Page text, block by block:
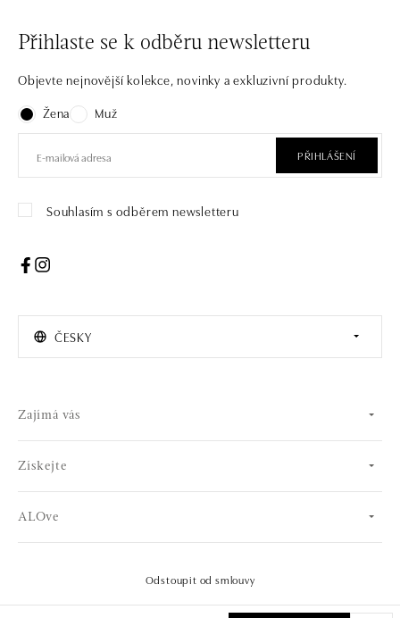
Přihlaste se k odběru newsletteru
Objevte nejnovější kolekce, novinky a exkluzivní produkty.
Žena
Muž
PŘIHLÁŠENÍ
Souhlasím s odběrem newsletteru
ČESKY
Zajímá vás
Získejte
ALOve
© 2026 OLA online s.r.o.. Všechna práva vyhrazena.
Odstoupit od smlouvy